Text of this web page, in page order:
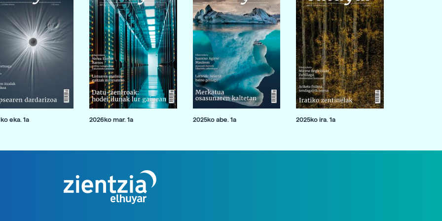
eka. 1a 2026ko mar. 1a 2025ko abe. 1a 2025ko ira. 1a